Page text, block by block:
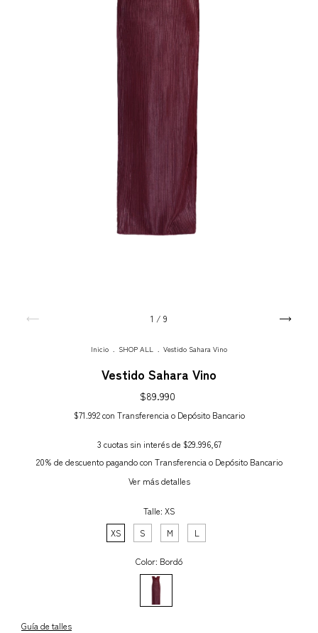
1 / 9
Inicio . SHOP ALL . Vestido Sahara Vino
Vestido Sahara Vino
$89.990
$71.992con Transferencia o Depósito Bancario
3 cuotas sin interés de $29.996,67
20% de descuentopagando con Transferencia o Depósito Bancario
Ver más detalles
Talle: XS
XS
S M L
Color: Bordó
Guía de talles